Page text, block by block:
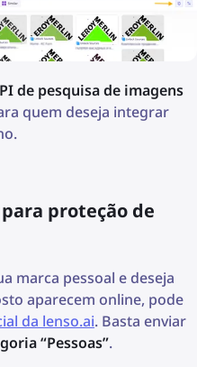
de pesquisa de imagens
quem deseja integrar
proteção de
marca pessoal e deseja
aparecem online, pode
da lenso.ai. Basta enviar
“Pessoas”.